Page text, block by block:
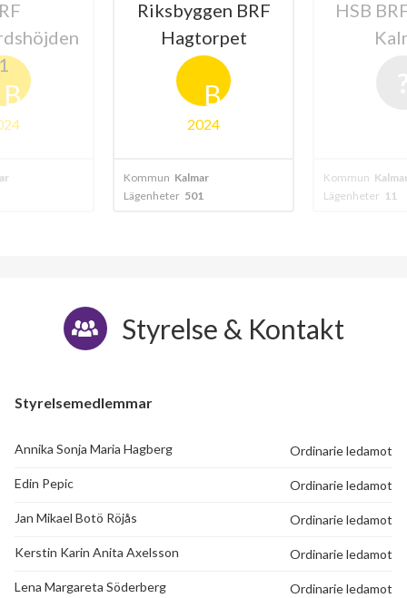
B
Riksbyggen BRF
Hagtorpet
B
2024
Kommun Kalmar
Lägenheter 501
HSB
Kommun
Lägenheter 11
Styrelse & Kontakt
Styrelsemedlemmar
Annika Sonja Maria Hagberg Ordinarie ledamot
Edin Pepic Ordinarie ledamot
Jan Mikael Botö Röjås Ordinarie ledamot
Kerstin Karin Anita Axelsson Ordinarie ledamot
Lena Margareta Söderberg Ordinarie ledamot